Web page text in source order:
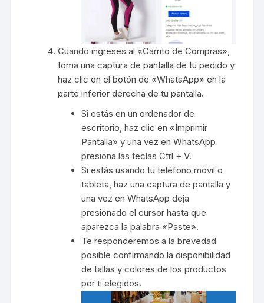
Cuando ingreses al «Carrito de Compras»,
toma una captura de pantalla de tu pedido y
haz clic en el botón de «WhatsApp» en la
parte inferior derecha de tu pantalla.
Si estás en un ordenador de
escritorio, haz clic en «Imprimir
Pantalla» y una vez en WhatsApp
presiona las teclas Ctrl + V.
Si estás usando tu teléfono móvil o
tableta, haz una captura de pantalla y
una vez en WhatsApp deja
presionado el cursor hasta que
aparezca la palabra «Paste».
Te responderemos a la brevedad
posible confirmando la disponibilidad
de tallas y colores de los productos
por ti elegidos.